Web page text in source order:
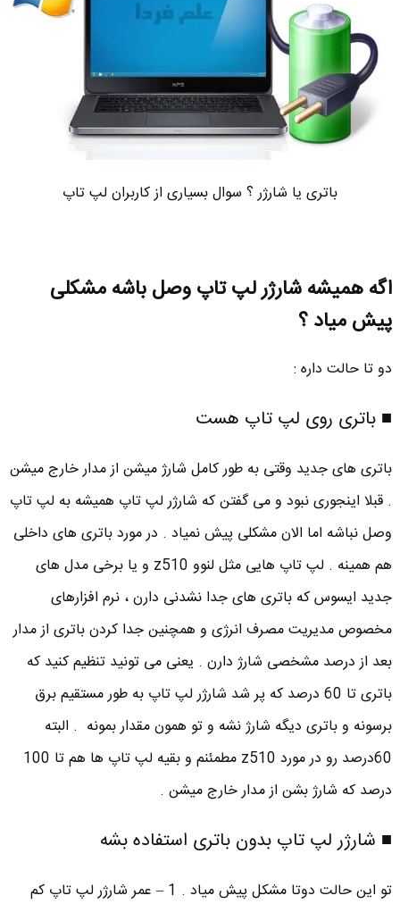
باتری یا شارژر ؟ سوال بسیاری از کاربران لپ تاپ
اگه همیشه شارژر لپ تاپ وصل باشه مشکلی
پیش میاد ؟
دو تا حالت داره :
■ باتری روی لپ تاپ هست
باتری های جدید وقتی به طور کامل شارژ میشن از مدار خارج میشن
. قبلا اینجوری نبود و می گفتن که شارژر لپ تاپ همیشه به لپ تاپ
وصل نباشه اما الان مشکلی پیش نمیاد . در مورد باتری های داخلی
هم همینه . لپ تاپ هایی مثل لنوو z510 و یا برخی مدل های
جدید ایسوس که باتری های جدا نشدنی دارن ، نرم افزارهای
مخصوص مدیریت مصرف انرژی و همچنین جدا کردن باتری از مدار
بعد از درصد مشخصی شارژ دارن . یعنی می تونید تنظیم کنید که
باتری تا 60 درصد که پر شد شارژر لپ تاپ به طور مستقیم برق
برسونه و باتری دیگه شارژ نشه و تو همون مقدار بمونه . البته
60درصد رو در مورد z510 مطمئنم و بقیه لپ تاپ ها هم تا 100
درصد که شارژ بشن از مدار خارج میشن .
■ شارژر لپ تاپ بدون باتری استفاده بشه
تو این حالت دوتا مشکل پیش میاد . 1 – عمر شارژر لپ تاپ کم